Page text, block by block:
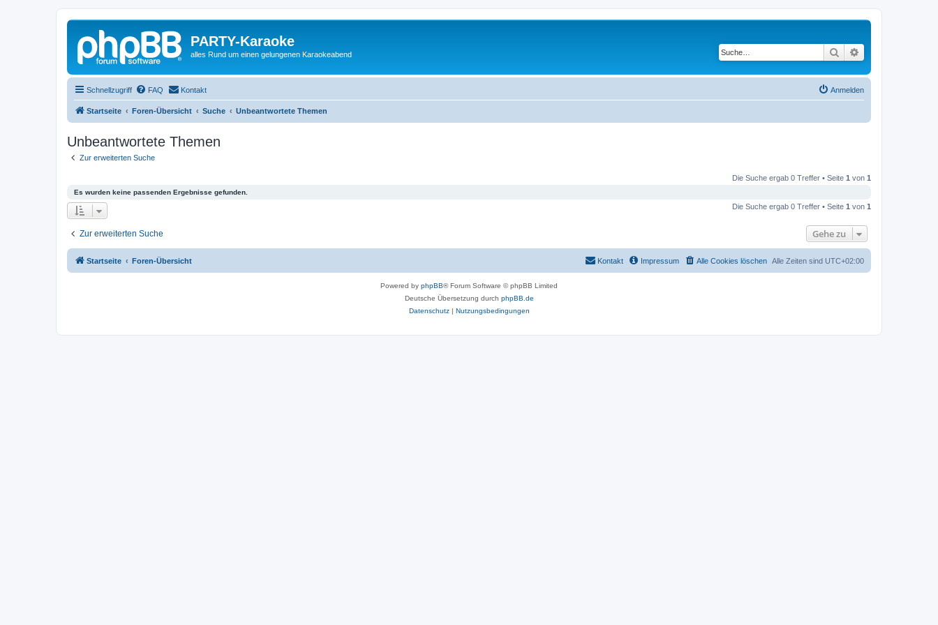
PARTY-Karaoke
alles Rund um einen gelungenen Karaokeabend Suche
Schnellzugriff FAQ Kontakt Anmelden
Startseite Foren-Übersicht Suche Unbeantwortete Themen
Unbeantwortete Themen
Zur erweiterten Suche
Die Suche ergab 0 Treffer • Seite 1 von 1
Es wurden keine passenden Ergebnisse gefunden.
Die Suche ergab 0 Treffer • Seite 1 von 1
Zur erweiterten Suche Gehe zu
Startseite Foren-Übersicht Alle Zeiten sind UTC+02:00
Alle Cookies löschen
Impressum
Kontakt
Powered by phpBB® Forum Software © phpBB Limited
Deutsche Übersetzung durch phpBB.de
Datenschutz| Nutzungsbedingungen